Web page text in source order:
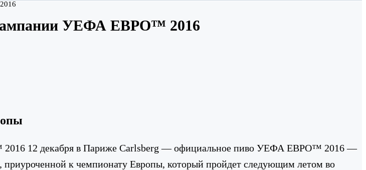
УЕФА ЕВРО™ 2016
12 декабря в Париже Carlsberg — официальное пиво УЕФА ЕВРО™ 2016 —
приуроченной к чемпионату Европы, который пройдет следующим летом во